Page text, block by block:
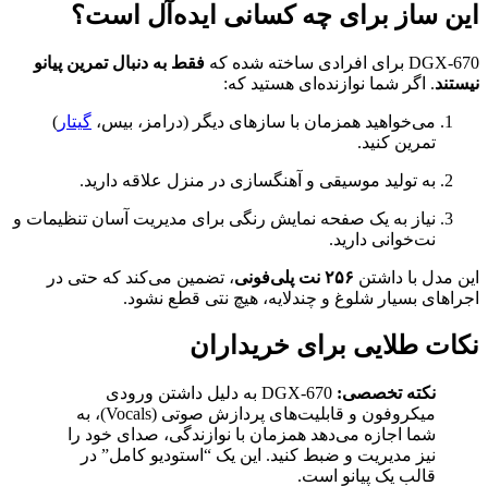
این ساز برای چه کسانی ایده‌آل است؟
DGX-670 برای افرادی ساخته شده که
فقط به دنبال تمرین پیانو
نیستند. اگر شما نوازنده‌ای هستید که:
می‌خواهید همزمان با سازهای دیگر (درامز، بیس، گیتار )
تمرین کنید.
به تولید موسیقی و آهنگسازی در منزل علاقه دارید.
نیاز به یک صفحه نمایش رنگی برای مدیریت آسان تنظیمات و
نت‌خوانی دارید.
این مدل با داشتن ۲۵۶ نت پلی‌فونی
، تضمین می‌کند که حتی در
اجراهای بسیار شلوغ و چندلایه، هیچ نتی قطع نشود.
نکات طلایی برای خریداران
نکته تخصصی:
DGX-670 به دلیل داشتن ورودی
میکروفون و قابلیت‌های پردازش صوتی (Vocals)، به
شما اجازه می‌دهد همزمان با نوازندگی، صدای خود را
نیز مدیریت و ضبط کنید. این یک “استودیو کامل” در
قالب یک پیانو است.